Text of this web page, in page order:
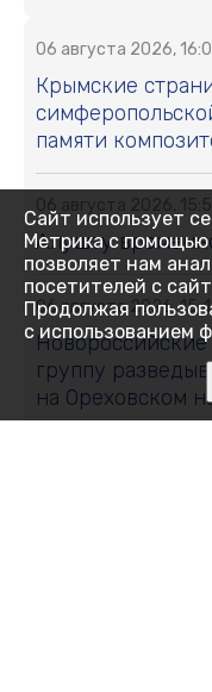
06 августа 2026,
Крымские
памяти
Алушту
06 августа 2026,
группу
на Ореховском
Сайт использует
Метрика с помощью
позволяет нам
посетителей с
Продолжая
с использованием